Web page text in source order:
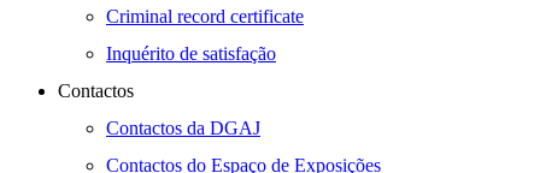
Criminal record certificate
Inquérito de satisfação
Contactos
Contactos da DGAJ
Contactos do Espaço de Exposições